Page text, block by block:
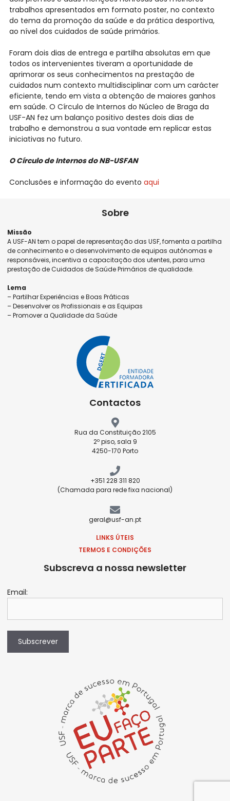
trabalhos apresentados em formato poster, no contexto
do tema da promoção da saúde e da prática desportiva,
ao nível dos cuidados de saúde primários.
Foram dois dias de entrega e partilha absolutas em que
todos os intervenientes tiveram a oportunidade de
aprimorar os seus conhecimentos na prestação de
cuidados num contexto multidisciplinar com um carácter
eficiente, tendo em vista a obtenção de maiores ganhos
em saúde. O Círculo de Internos do Núcleo de Braga da
USF-AN fez um balanço positivo destes dois dias de
trabalho e demonstrou a sua vontade em replicar estas
iniciativas no futuro.
O Círculo de Internos do NB-USFAN
Conclusões e informação do evento aqui
Sobre
Missão
A USF-AN tem o papel de representação das USF, fomenta a partilha
de conhecimento e o desenvolvimento de equipas autónomas e
responsáveis, incentiva a capacitação dos utentes, para uma
prestação de Cuidados de Saúde Primários de qualidade.
Lema
– Partilhar Experiências e Boas Práticas
– Desenvolver os Profissionais e as Equipas
– Promover a Qualidade da Saúde
Contactos
Rua da Constituição 2105
2º piso, sala 9
4250-170 Porto
+351 228 311 820
(Chamada para rede fixa nacional)
geral@usf-an.pt
LINKS ÚTEIS
TERMOS E CONDIÇÕES
Subscreva a nossa newsletter
Email:
Subscrever